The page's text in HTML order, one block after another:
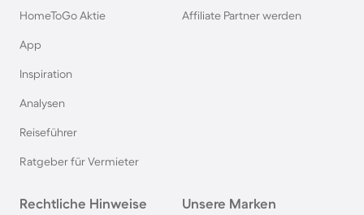
Camping in Schweden
Camping in Holland
HomeToGo Aktie
App
Inspiration
Analysen
Reiseführer
Ratgeber für Vermieter
Affiliate Partner werden
Rechtliche Hinweise Unsere Marken